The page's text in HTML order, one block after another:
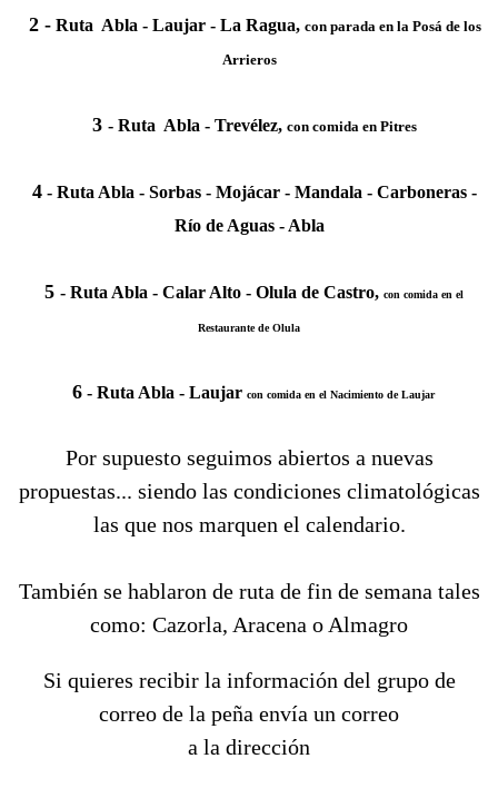
2 -Ruta Abla - Laujar - La Ragua, con parada en la Posá de los
Arrieros
3 - Ruta Abla - Trevélez, con comida en Pitres
4- Ruta Abla - Sorbas - Mojácar - Mandala - Carboneras -
Río de Aguas - Abla
5 - Ruta Abla - Calar Alto - Olula de Castro, con comida en el
Restaurante de Olula
6 - Ruta Abla - Laujar con comida en el Nacimiento de Laujar
Por supuesto seguimos abiertos a nuevas
propuestas... siendo las condiciones climatológicas
las que nos marquen el calendario.
También se hablaron de ruta de fin de semana tales
como: Cazorla, Aracena o Almagro
Si quieres recibir la información del grupo de
correo de la peña envía un correo
a la dirección